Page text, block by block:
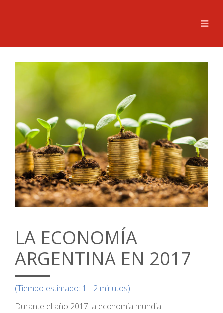
LA ECONOMÍA
ARGENTINA EN 2017
(Tiempo estimado: 1 - 2 minutos)
Durante el año 2017 la economía mundial